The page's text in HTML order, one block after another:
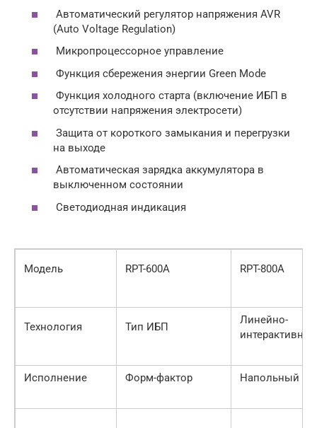
Автоматический регулятор напряжения AVR
(Auto Voltage Regulation)
Микропроцессорное управление
Функция сбережения энергии Green Mode
Функция холодного старта (включение ИБП в
отсутствии напряжения электросети)
Защита от короткого замыкания и перегрузки
на выходе
Автоматическая зарядка аккумулятора в
выключенном состоянии
Светодиодная индикация
Модель RPT-600A RPT-800A
Технология Тип ИБП
Линейно-
Исполнение Форм-фактор Напольный